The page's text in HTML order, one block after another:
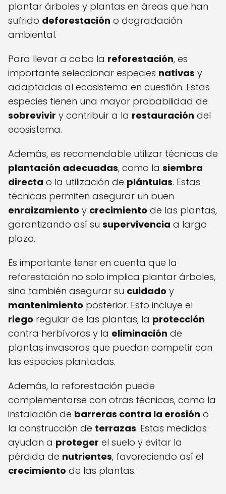
plantar árboles y plantas en áreas que han
sufrido deforestación o degradación
ambiental.
Para llevar a cabo la reforestación, es
importante seleccionar especies nativas y
adaptadas al ecosistema en cuestión. Estas
especies tienen una mayor probabilidad de
sobrevivir y contribuir a la restauración del
ecosistema.
Además, es recomendable utilizar técnicas de
plantación adecuadas, como la siembra
directa o la utilización de plántulas. Estas
técnicas permiten asegurar un buen
enraizamiento y crecimiento de las plantas,
garantizando así su supervivencia a largo
plazo.
Es importante tener en cuenta que la
reforestación no solo implica plantar árboles,
sino también asegurar su cuidado y
mantenimiento posterior. Esto incluye el
riego regular de las plantas, la protección
contra herbívoros y la eliminación de
plantas invasoras que puedan competir con
las especies plantadas.
Además, la reforestación puede
complementarse con otras técnicas, como la
instalación de barreras contra la erosión o
la construcción de terrazas. Estas medidas
ayudan a proteger el suelo y evitar la
pérdida de nutrientes, favoreciendo así el
crecimiento de las plantas.